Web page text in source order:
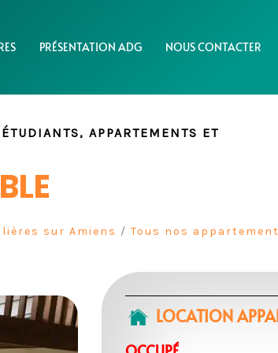
PRÉSENTATION ADG NOUS CONTACTER
APPARTEMENTS ET
sur Amiens / Tous nos
LOCATION